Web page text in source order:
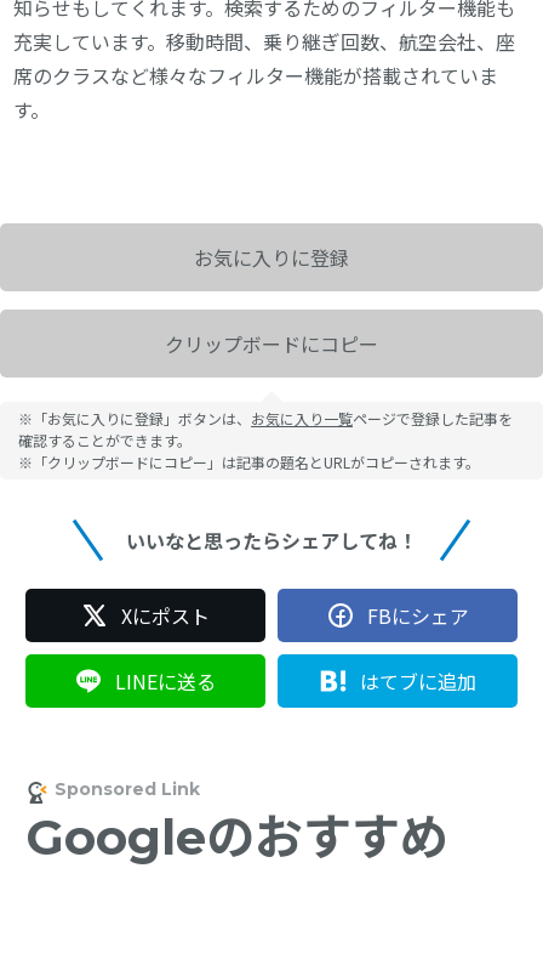
知らせもしてくれます。検索するためのフィルター機能も
充実しています。移動時間、乗り継ぎ回数、航空会社、座
席のクラスなど様々なフィルター機能が搭載されていま
す。
お気に入りに登録
クリップボードにコピー
※「お気に入りに登録」ボタンは、 お気に入り一覧ページで登録した記事を
確認することができます。
※「クリップボードにコピー」は記事の題名とURLがコピーされます。
いいなと思ったらシェアしてね！
Xにポスト FBにシェア
LINEに送る はてブに追加
Googleのおすすめ